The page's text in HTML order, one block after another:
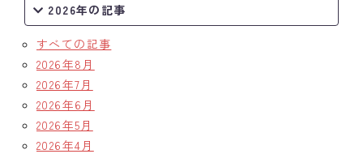
情報公開
入会のご案内
2026年の記事
すべての記事
2026年8月
2026年7月
2026年6月
2026年5月
2026年4月